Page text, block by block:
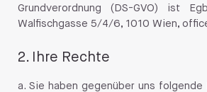
Grundverordnung (DS-GVO) ist
Walfischgasse 5/4/6, 1010 Wien,
2. Ihre Rechte
a. Sie haben gegenüber uns